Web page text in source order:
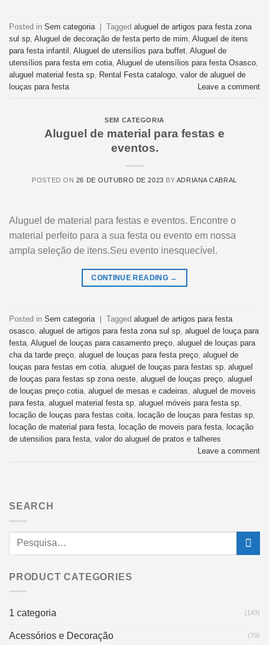
Posted in Sem categoria Tagged aluguel de artigos para festa zona
sul sp Aluguel de decoração de festa perto de mim Aluguel de itens
para festa infantil
Aluguel de utensílios para buffet Aluguel de
utensílios para festa em cotia Aluguel de utensílios para festa Osasco
aluguel material festa sp
Rental Festa catalogo valor de aluguel de
louças para festa
Leave a comment
SEM CATEGORIA
Aluguel de material para festas e
eventos.
POSTED ON 26 DE OUTUBRO DE 2023 BY ADRIANA CABRAL
Aluguel de material para festas e eventos. Encontre o
material perfeito para a sua festa ou evento em nossa
ampla seleção de itens.Seu evento inesquecível.
CONTINUE READING →
Posted in Sem categoria | Tagged aluguel de artigos para festa
osasco aluguel de artigos para festa zona sul sp aluguel de louça para
festa Aluguel de louças para casamento preço aluguel de louças para
cha da tarde preço aluguel de louças para festa preço aluguel de
louças para festas em cotia aluguel de louças para festas sp aluguel
de louças para festas sp zona oeste aluguel de louças preço aluguel
de louças preço cotia aluguel de mesas e cadeiras aluguel de moveis
para festa aluguel material festa sp aluguel móveis para festa sp
locação de louças para festas coita locação de louças para festas sp
locação de material para festa locação de moveis para festa locação
de utensilios para festa valor do aluguel de pratos e talheres
Leave a comment
SEARCH
PRODUCT CATEGORIES
1 categoria (143)
Acessórios e Decoração (79)